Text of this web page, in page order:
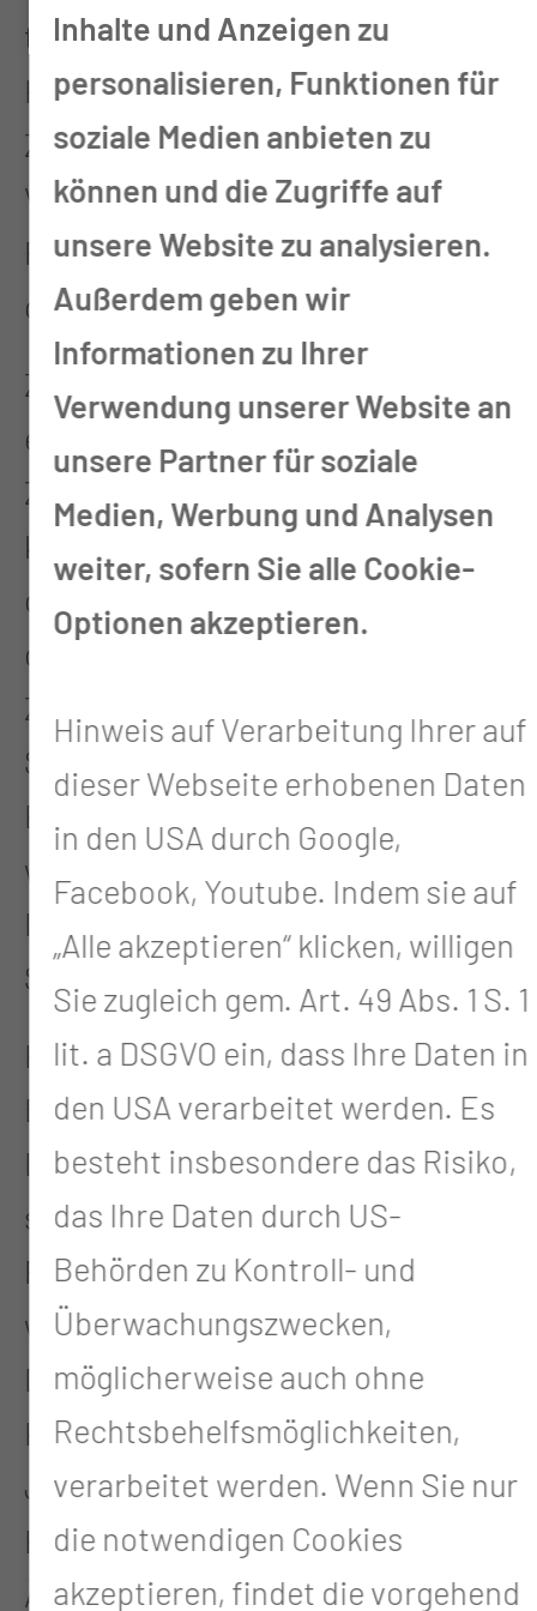
teilweise bis zu 17 Tage im
Krankenhaus bleiben mussten.
Zum Vergleich: Die heutige
Verweildauer der jungen
Patientinnen und Patienten liegt
durchschnittlich bei vier Tagen.
Zwischen 1993 und 2003
entwickelten sich mehrere
Zentren, darunter das
kinderrheumatologische Zentrum,
das Zentrum für Kinderkardiologie,
das kindergastroenterologische
Zentrum oder das Zentrum für
Stoffwechselerkrankungen und
Endokrinologie. In den Folgejahren
wurden die Neonatologie, die
Intensivmedizin und die
Schlafmedizin ausgebaut.
Heute ist die Kinderklinik mit 82
Betten die größte Kinderklinik im
Land Brandenburg. „Rund 3000
stationäre und 5000 ambulante
Patientinnen und Patienten
werden jährlich betreut“, betont
Dr. Simone Stolz, Chefärztin der
Klinik für Kinder- und
Jugendmedizin, die Bedeutung der
Klinik für die Region. Rund 20
Ärzte, 80
Inhalte und Anzeigen zu
personalisieren, Funktionen für
soziale Medien anbieten zu
können und die Zugriffe auf
unsere Website zu analysieren.
Außerdem geben wir
Informationen zu Ihrer
Verwendung unserer Website an
unsere Partner für soziale
Medien, Werbung und Analysen
weiter, sofern Sie alle Cookie-
Optionen akzeptieren.
Hinweis auf Verarbeitung Ihrer auf
dieser Webseite erhobenen Daten
in den USA durch Google,
Facebook, Youtube. Indem sie auf
„Alle akzeptieren“ klicken, willigen
Sie zugleich gem. Art. 49 Abs. 1 S. 1
lit. a DSGVO ein, dass Ihre Daten in
den USA verarbeitet werden. Es
besteht insbesondere das Risiko,
das Ihre Daten durch US-
Behörden zu Kontroll- und
Überwachungszwecken,
möglicherweise auch ohne
Rechtsbehelfsmöglichkeiten,
verarbeitet werden. Wenn Sie nur
die notwendigen Cookies
akzeptieren, findet die vorgehend